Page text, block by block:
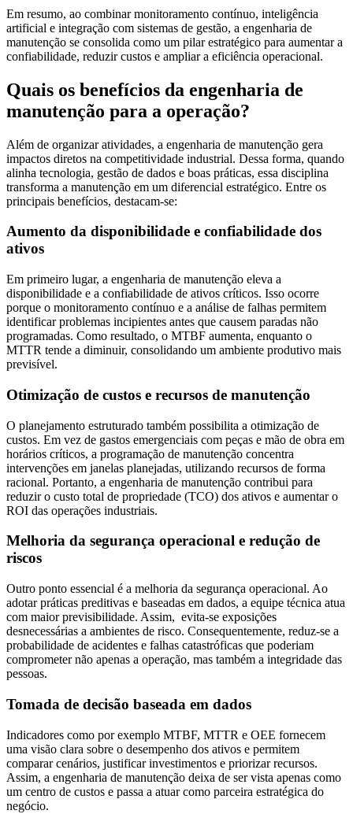
Em resumo, ao combinar monitoramento contínuo, inteligência
artificial e integração com sistemas de gestão, a engenharia de
manutenção se consolida como um pilar estratégico para aumentar a
confiabilidade, reduzir custos e ampliar a eficiência operacional.
Quais os benefícios da engenharia de
manutenção para a operação?
Além de organizar atividades, a engenharia de manutenção gera
impactos diretos na competitividade industrial. Dessa forma, quando
alinha tecnologia, gestão de dados e boas práticas, essa disciplina
transforma a manutenção em um diferencial estratégico. Entre os
principais benefícios, destacam-se:
Aumento da disponibilidade e confiabilidade dos
ativos
Em primeiro lugar, a engenharia de manutenção eleva a
disponibilidade e a confiabilidade de ativos críticos. Isso ocorre
porque o monitoramento contínuo e a análise de falhas permitem
identificar problemas incipientes antes que causem paradas não
programadas. Como resultado, o MTBF aumenta, enquanto o
MTTR tende a diminuir, consolidando um ambiente produtivo mais
previsível.
Otimização de custos e recursos de manutenção
O planejamento estruturado também possibilita a otimização de
custos. Em vez de gastos emergenciais com peças e mão de obra em
horários críticos, a programação de manutenção concentra
intervenções em janelas planejadas, utilizando recursos de forma
racional. Portanto, a engenharia de manutenção contribui para
reduzir o custo total de propriedade (TCO) dos ativos e aumentar o
ROI das operações industriais.
Melhoria da segurança operacional e redução de
riscos
Outro ponto essencial é a melhoria da segurança operacional. Ao
adotar práticas preditivas e baseadas em dados, a equipe técnica atua
com maior previsibilidade. Assim, evita-se exposições
desnecessárias a ambientes de risco. Consequentemente, reduz-se a
probabilidade de acidentes e falhas catastróficas que poderiam
comprometer não apenas a operação, mas também a integridade das
pessoas.
Tomada de decisão baseada em dados
Indicadores como por exemplo MTBF, MTTR e OEE fornecem
uma visão clara sobre o desempenho dos ativos e permitem
comparar cenários, justificar investimentos e priorizar recursos.
Assim, a engenharia de manutenção deixa de ser vista apenas como
um centro de custos e passa a atuar como parceira estratégica do
negócio.